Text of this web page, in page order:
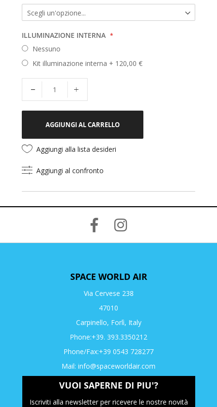
ILLUMINAZIONE INTERNA
Nessuno
Kit illuminazione interna + 120,00 €
AGGIUNGI AL CARRELLO
Aggiungi alla lista desideri
Aggiungi al confronto
SPACE WORLD AIR
Via Cervese 238
47010
Carpinello, Forlì, Italy
Phone:+39. 393.3350212
Phone/Fax:+39 0543 728277
Mail: info@spaceworldair.com
VUOI SAPERNE DI PIU'?
Iscriviti alla newsletter per ricevere le nostre novità